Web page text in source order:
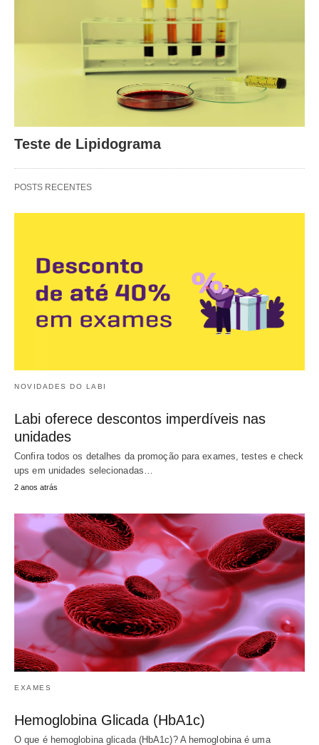
Teste de Lipidograma
POSTS RECENTES
NOVIDADES DO LABI
Labi oferece descontos imperdíveis nas
unidades
Confira todos os detalhes da promoção para exames, testes e check
ups em unidades selecionadas…
2 anos atrás
EXAMES
Hemoglobina Glicada (HbA1c)
O que é hemoglobina glicada (HbA1c)? A hemoglobina é uma